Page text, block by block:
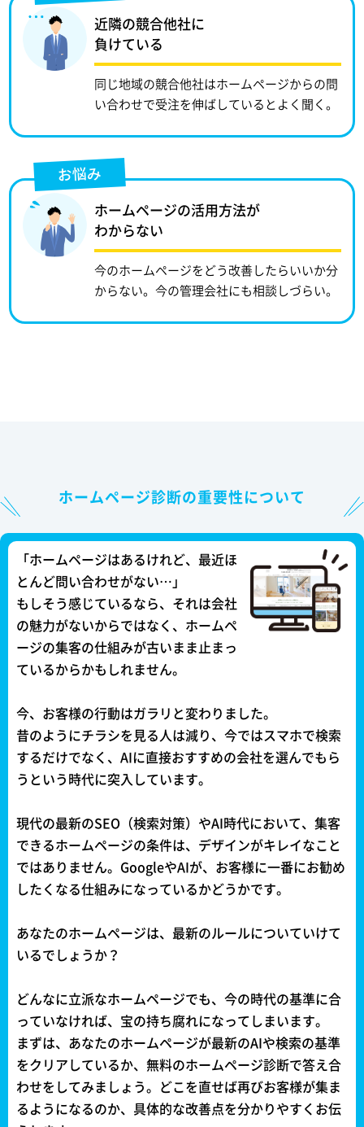
近隣の競合他社に
負けている
同じ地域の競合他社はホームページからの問
い合わせで受注を伸ばしているとよく聞く。
お悩み
ホームページの活用方法が
わからない
今のホームページをどう改善したらいいか分
からない。今の管理会社にも相談しづらい。
ホームページ診断の重要性について
「ホームページはあるけれど、最近ほ
とんど問い合わせがない…」
もしそう感じているなら、それは会社
の魅力がないからではなく、ホームペ
ージの集客の仕組みが古いまま止まっ
ているからかもしれません。
今、お客様の行動はガラリと変わりました。
昔のようにチラシを見る人は減り、今ではスマホで検索
するだけでなく、AIに直接おすすめの会社を選んでもら
うという時代に突入しています。
現代の最新のSEO（検索対策）やAI時代において、集客
できるホームページの条件は、デザインがキレイなこと
ではありません。GoogleやAIが、お客様に一番にお勧め
したくなる仕組みになっているかどうかです。
あなたのホームページは、最新のルールについていけて
いるでしょうか？
どんなに立派なホームページでも、今の時代の基準に合
っていなければ、宝の持ち腐れになってしまいます。
まずは、あなたのホームページが最新のAIや検索の基準
をクリアしているか、無料のホームページ診断で答え合
わせをしてみましょう。どこを直せば再びお客様が集ま
るようになるのか、具体的な改善点を分かりやすくお伝